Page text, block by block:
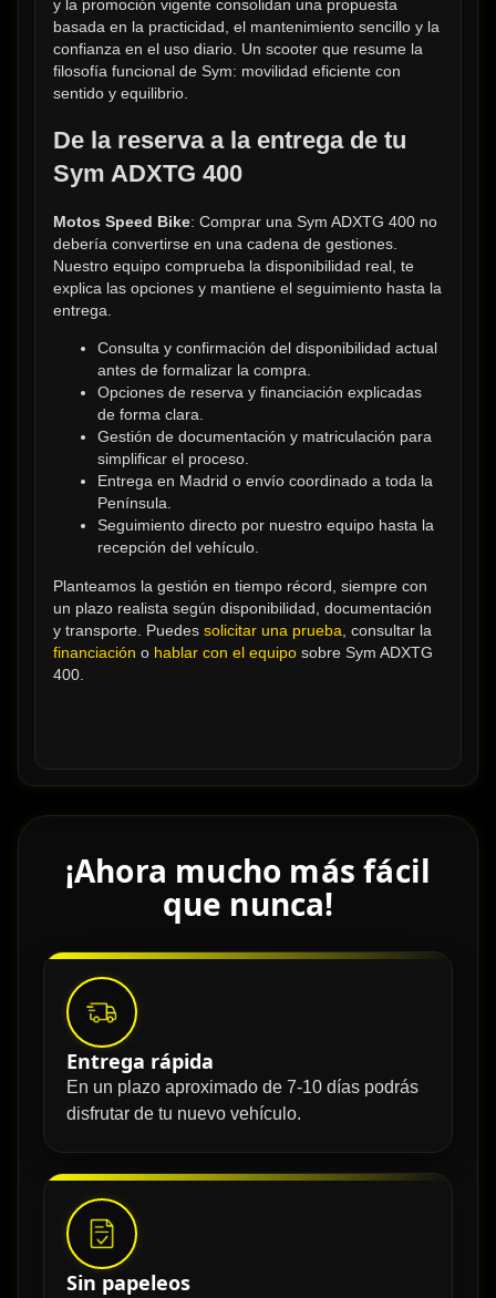
y la promoción vigente consolidan una propuesta
basada en la practicidad, el mantenimiento sencillo y la
confianza en el uso diario. Un scooter que resume la
filosofía funcional de Sym: movilidad eficiente con
sentido y equilibrio.
De la reserva a la entrega de tu
Sym ADXTG 400
Motos Speed Bike: Comprar una Sym ADXTG 400 no
debería convertirse en una cadena de gestiones.
Nuestro equipo comprueba la disponibilidad real, te
explica las opciones y mantiene el seguimiento hasta la
entrega.
Consulta y confirmación del disponibilidad actual
antes de formalizar la compra.
Opciones de reserva y financiación explicadas
de forma clara.
Gestión de documentación y matriculación para
simplificar el proceso.
Entrega en Madrid o envío coordinado a toda la
Península.
Seguimiento directo por nuestro equipo hasta la
recepción del vehículo.
Planteamos la gestión en tiempo récord, siempre con
un plazo realista según disponibilidad, documentación
y transporte. Puedes solicitar una prueba
financiación o hablar con el equipo sobre Sym ADXTG
400.
¡Ahora mucho más fácil
que nunca!
Entrega rápida
En un plazo aproximado de 7-10 días podrás
disfrutar de tu nuevo vehículo.
Sin papeleos